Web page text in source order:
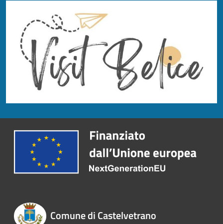
Comune di Castelvetrano